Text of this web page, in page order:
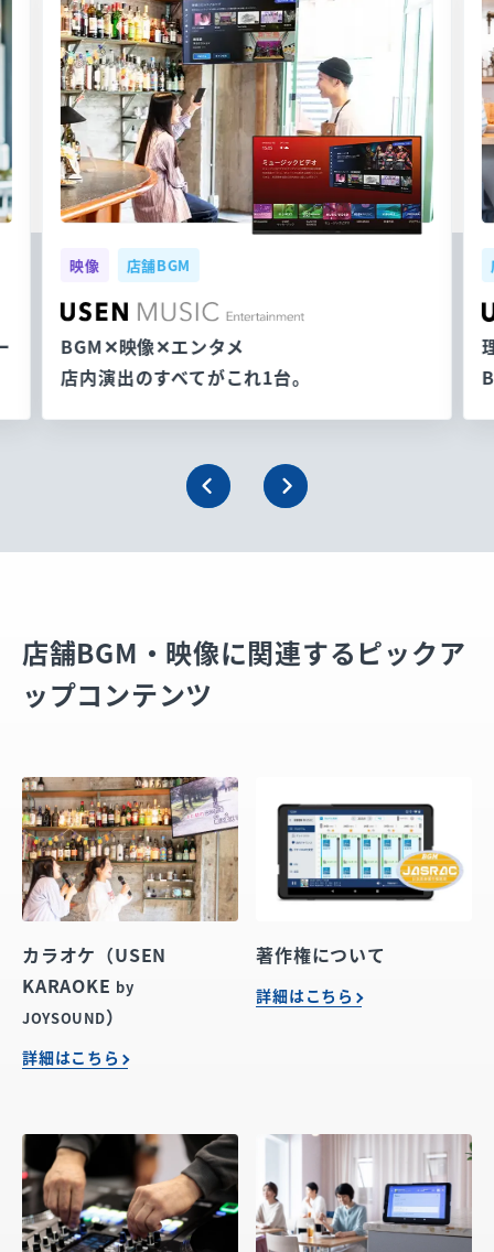
映像 店舗BGM
BGM✕映像✕エンタメ
店内演出のすべてがこれ1台。
店舗BGM・映像に関連するピックア
ップコンテンツ
カラオケ（USEN
KARAOKE by
JOYSOUND）
詳細はこちら
著作権について
詳細はこちら